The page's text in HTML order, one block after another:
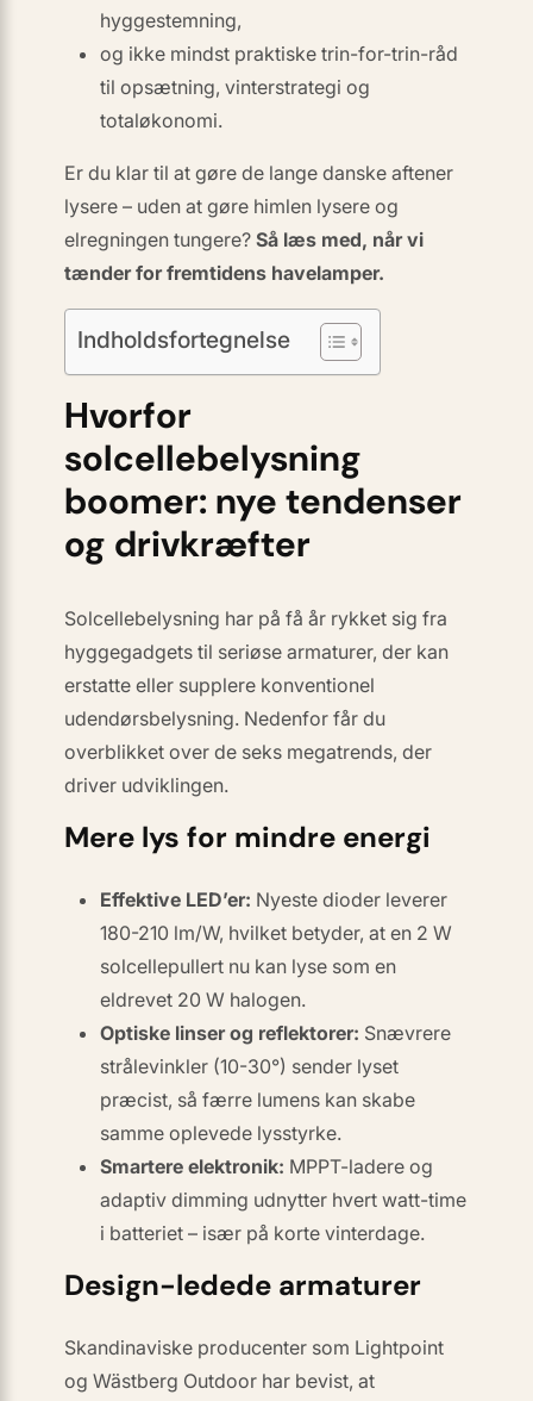
hyggestemning,
og ikke mindst praktiske trin-for-trin-råd
til opsætning, vinterstrategi og
totaløkonomi.
Er du klar til at gøre de lange danske aftener
lysere – uden at gøre himlen lysere og
elregningen tungere?Så læs med, når vi
tænder for fremtidens havelamper.
Indholdsfortegnelse
Hvorfor
solcellebelysning
boomer: nye tendenser
og drivkræfter
Solcellebelysning har på få år rykket sig fra
hyggegadgets til seriøse armaturer, der kan
erstatte eller supplere konventionel
udendørsbelysning. Nedenfor får du
overblikket over de seks megatrends, der
driver udviklingen.
Mere lys for mindre energi
Effektive LED’er: Nyeste dioder leverer
180-210 lm/W, hvilket betyder, at en 2 W
solcellepullert nu kan lyse som en
eldrevet 20 W halogen.
Optiske linser og reflektorer: Snævrere
strålevinkler (10-30°) sender lyset
præcist, så færre lumens kan skabe
samme oplevede lysstyrke.
Smartere elektronik: MPPT-ladere og
adaptiv dimming udnytter hvert watt-time
i batteriet – især på korte vinterdage.
Design-ledede armaturer
Skandinaviske producenter som Lightpoint
ogWästberg Outdoor har bevist, at